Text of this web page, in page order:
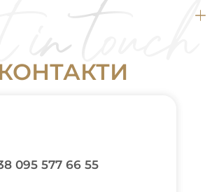
КОНТАКТИ
095 577 66 55